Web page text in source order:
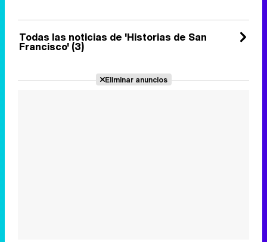
Todas las noticias de 'Historias de San
Francisco' (3)
Eliminar anuncios